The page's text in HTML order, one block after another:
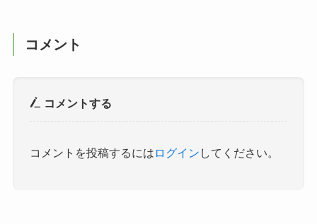
コメント
コメントする
コメントを投稿するには ログイン してください。